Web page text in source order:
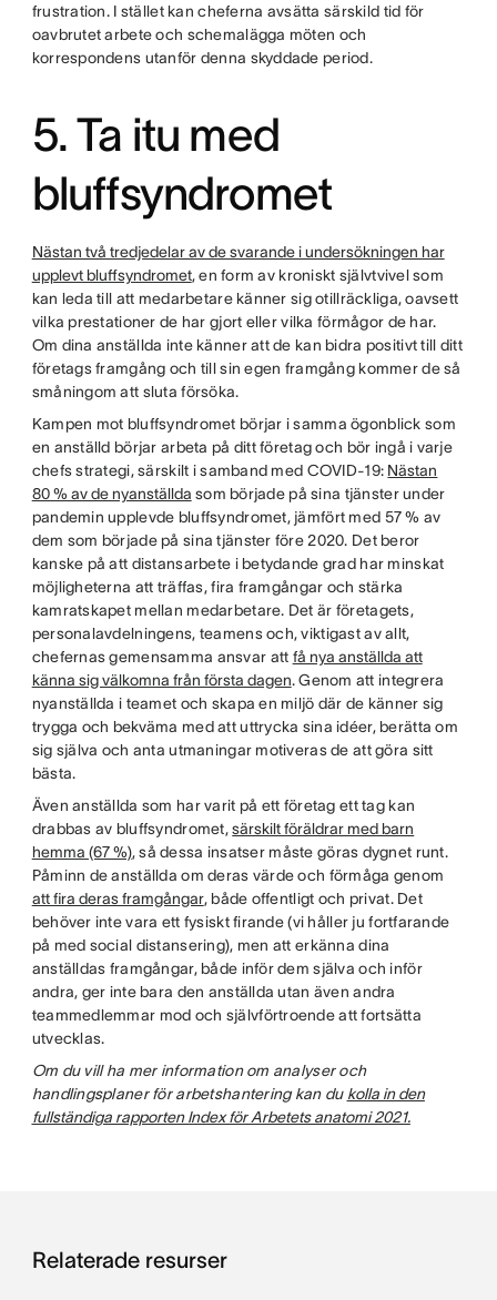
frustration. I stället kan cheferna avsätta särskild tid för
oavbrutet arbete och schemalägga möten och
korrespondens utanför denna skyddade period.
5. Ta itu med
bluffsyndromet
Nästan två tredjedelar av de svarande i undersökningen har
upplevt bluffsyndromet, en form av kroniskt självtvivel som
kan leda till att medarbetare känner sig otillräckliga, oavsett
vilka prestationer de har gjort eller vilka förmågor de har.
Om dina anställda inte känner att de kan bidra positivt till ditt
företags framgång och till sin egen framgång kommer de så
småningom att sluta försöka.
Kampen mot bluffsyndromet börjar i samma ögonblick som
en anställd börjar arbeta på ditt företag och bör ingå i varje
chefs strategi, särskilt i samband med COVID-19: Nästan
80 % av de nyanställda som började på sina tjänster under
pandemin upplevde bluffsyndromet, jämfört med 57 % av
dem som började på sina tjänster före 2020. Det beror
kanske på att distansarbete i betydande grad har minskat
möjligheterna att träffas, fira framgångar och stärka
kamratskapet mellan medarbetare. Det är företagets,
personalavdelningens, teamens och, viktigast av allt,
chefernas gemensamma ansvar att få nya anställda att
känna sig välkomna från första dagen. Genom att integrera
nyanställda i teamet och skapa en miljö där de känner sig
trygga och bekväma med att uttrycka sina idéer, berätta om
sig själva och anta utmaningar motiveras de att göra sitt
bästa.
Även anställda som har varit på ett företag ett tag kan
drabbas av bluffsyndromet,särskilt föräldrar med barn
hemma (67 %), så dessa insatser måste göras dygnet runt.
Påminn de anställda om deras värde och förmåga genom
att fira deras framgångar, både offentligt och privat. Det
behöver inte vara ett fysiskt firande (vi håller ju fortfarande
på med social distansering), men att erkänna dina
anställdas framgångar, både inför dem själva och inför
andra, ger inte bara den anställda utan även andra
teammedlemmar mod och självförtroende att fortsätta
utvecklas.
Om du vill ha mer information om analyser och
handlingsplaner för arbetshantering kan du kolla in den
fullständiga rapporten Index för Arbetets anatomi 2021.
Relaterade resurser